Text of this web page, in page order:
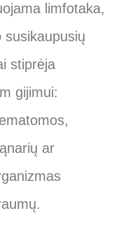
limfotaka,
susikaupusių
stiprėja
gijimui:
ar